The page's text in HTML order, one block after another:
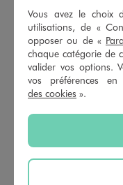
Basé sur 9
avis
contrôle
Voir tous les avis sur
5étoiles
4étoiles
2étoiles
1étoile
Vous avez le choix
utilisations, de «
opposer ou de «
chaque catégorie de
valider vos options.
vos préférences
des cookies ».